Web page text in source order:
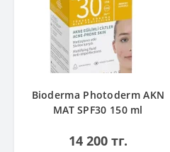
Bioderma Photoderm AKN
MAT SPF30 150 ml
14 200 тг.